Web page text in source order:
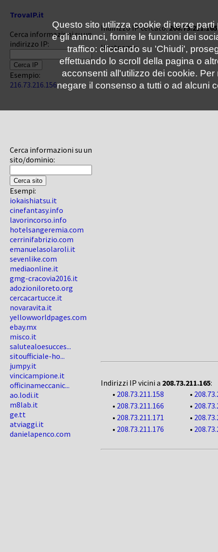
TrovaIP.it
Cerca informazioni su un
indirizzo IP:
Esempio:
216.73.216.156
Cerca informazioni su un
sito/dominio:
Esempi:
iokaishiatsu.it
cinefantasy.info
lavorincorso.info
hotelsangeremia.com
cerrinifabrizio.com
emanuelasolaroli.it
sevenlike.com
mediaonline.it
gmg-cracovia2016.it
adozioniloreto.org
cercacartucce.it
novaravita.it
yellowworldpages.com
ebay.mx
misco.it
salutealoesucces...
sitoufficiale-ho...
jumpy.it
vincicampione.it
officinameccanic...
ao.lodi.it
m8lab.it
ge.tt
atviaggi.it
danielapenco.com
Indirizzo IP cercato:208.73.211.165
Hostname:
Indirizzi IP vicini a 208.73.211.165:
• 208.73.211.158 •
• 208.73.211.166 •
• 208.73.211.171 •
• 208.73.211.176 •
Questo sito utilizza cookie di terze
e gli annunci, fornire le funzioni dei
traffico: cliccando su 'Chiudi',
effettuando lo scroll della pagina o
acconsenti all'utilizzo dei cookie.
negare il consenso a tutti o ad alcuni